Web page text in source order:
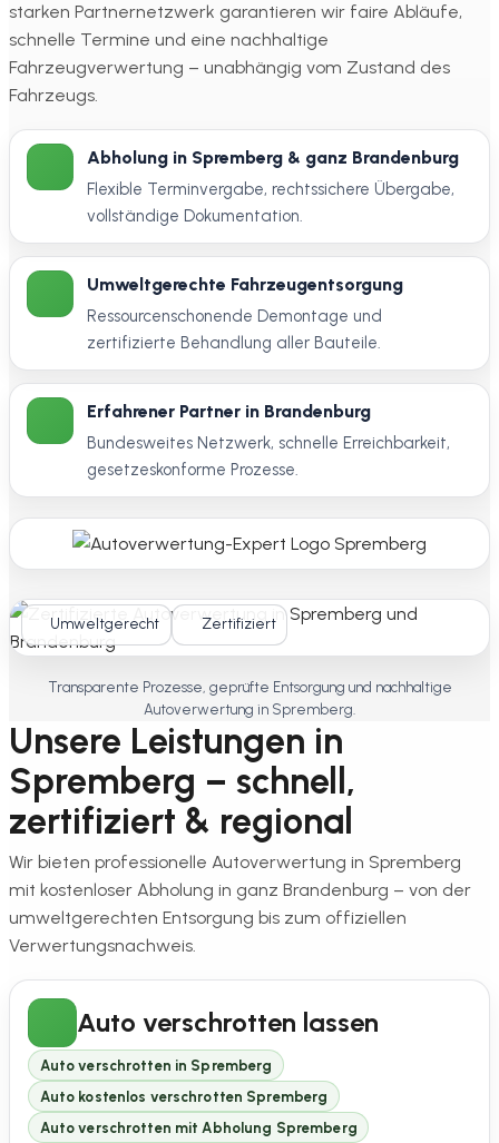
starken Partnernetzwerk garantieren wir faire Abläufe,
schnelle Termine und eine nachhaltige
Fahrzeugverwertung – unabhängig vom Zustand des
Fahrzeugs.
Abholung in Spremberg & ganz Brandenburg
Flexible Terminvergabe, rechtssichere Übergabe,
vollständige Dokumentation.
Umweltgerechte Fahrzeugentsorgung
Ressourcenschonende Demontage und
zertifizierte Behandlung aller Bauteile.
Erfahrener Partner in Brandenburg
Bundesweites Netzwerk, schnelle Erreichbarkeit,
gesetzeskonforme Prozesse.
Umweltgerecht Zertifiziert
Transparente Prozesse, geprüfte Entsorgung und nachhaltige
Autoverwertung in Spremberg.
Unsere Leistungen in
Spremberg – schnell,
zertifiziert & regional
Wir bieten professionelle Autoverwertung in Spremberg
mit kostenloser Abholung in ganz Brandenburg – von der
umweltgerechten Entsorgung bis zum offiziellen
Verwertungsnachweis.
Auto verschrotten lassen
Auto verschrotten in Spremberg
Auto kostenlos verschrotten Spremberg
Auto verschrotten mit Abholung Spremberg